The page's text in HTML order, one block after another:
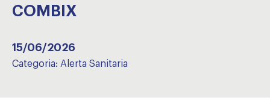
COMBIX
15/06/2026
Categoria: Alerta Sanitaria